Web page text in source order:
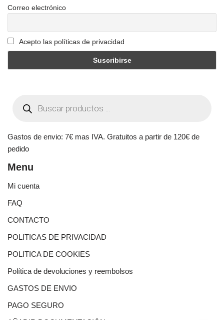
Correo electrónico
Acepto las políticas de privacidad
Gastos de envio: 7€ mas IVA. Gratuitos a partir de 120€ de
pedido
Menu
Mi cuenta
FAQ
CONTACTO
POLITICAS DE PRIVACIDAD
POLITICA DE COOKIES
Política de devoluciones y reembolsos
GASTOS DE ENVIO
PAGO SEGURO